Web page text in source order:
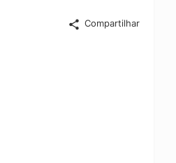
Compartilhar